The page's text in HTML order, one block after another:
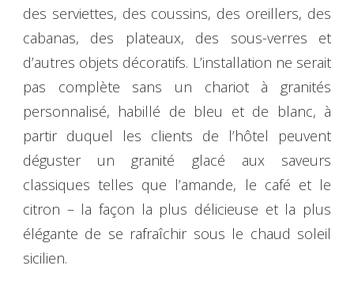
des serviettes, des coussins, des oreillers, des
cabanas, des plateaux, des sous-verres et
d’autres objets décoratifs. L’installation ne serait
pas complète sans un chariot à granités
personnalisé, habillé de bleu et de blanc, à
partir duquel les clients de l’hôtel peuvent
déguster un granité glacé aux saveurs
classiques telles que l’amande, le café et le
citron – la façon la plus délicieuse et la plus
élégante de se rafraîchir sous le chaud soleil
sicilien.